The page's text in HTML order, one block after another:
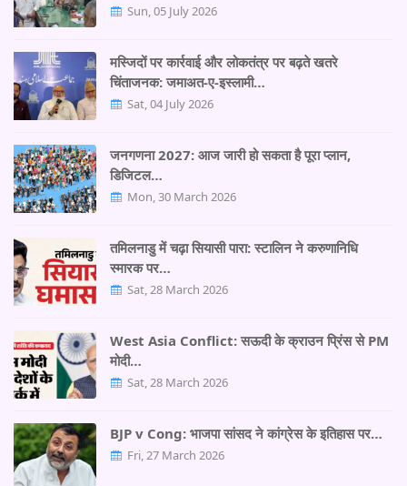
Sun, 05 July 2026
मस्जिदों पर कार्रवाई और लोकतंत्र पर बढ़ते खतरे
चिंताजनक: जमाअत-ए-इस्लामी…
Sat, 04 July 2026
जनगणना 2027: आज जारी हो सकता है पूरा प्लान,
डिजिटल…
Mon, 30 March 2026
तमिलनाडु में चढ़ा सियासी पारा: स्टालिन ने करुणानिधि
स्मारक पर…
Sat, 28 March 2026
West Asia Conflict: सऊदी के क्राउन प्रिंस से PM
मोदी…
Sat, 28 March 2026
BJP v Cong: भाजपा सांसद ने कांग्रेस के इतिहास पर…
Fri, 27 March 2026